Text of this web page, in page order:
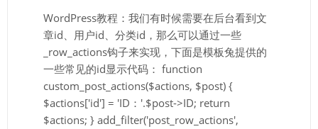
WordPress教程：我们有时候需要在后台看到文
章id、用户id、分类id，那么可以通过一些
_row_actions钩子来实现，下面是模板兔提供的
一些常见的id显示代码： function
custom_post_actions($actions, $post) {
$actions['id'] = 'ID：'.$post->ID; return
$actions; } add_filter('post_row_actions',